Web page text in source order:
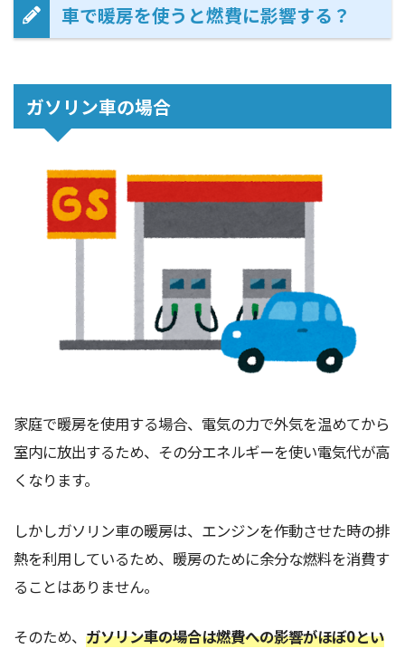
車で暖房を使うと燃費に影響する？
ガソリン車の場合
家庭で暖房を使用する場合、電気の力で外気を温めてから
室内に放出するため、その分エネルギーを使い電気代が高
くなります。
しかしガソリン車の暖房は、エンジンを作動させた時の排
熱を利用しているため、暖房のために余分な燃料を消費す
ることはありません。
そのため、 ガソリン車の場合は燃費への影響がほぼ0とい